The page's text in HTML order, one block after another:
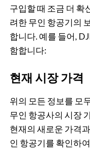
구입할 때 조금 더 확
려한 무인 항공기의
합니다. 예를 들어,
함합니다:
현재 시장 가격
위의 모든 정보를 모
무인 항공사의 시장
현재의 새로운 가격
인 항공기를 확인하